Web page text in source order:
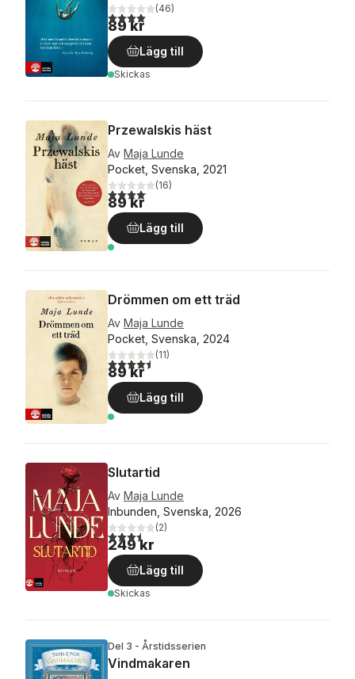
4,0utav 5 stjärnor. Totalt antal röster:
(46)
89 kr
Lägg till
Skickas
Przewalskis häst
Av Maja Lunde
Pocket, Svenska, 2021
4,1utav 5 stjärnor. Totalt antal röster:
(16)
89 kr
Lägg till
Drömmen om ett träd
Av Maja Lunde
Pocket, Svenska, 2024
4,5utav 5 stjärnor. Totalt antal röster:
(11)
89 kr
Lägg till
Slutartid
Av Maja Lunde
Inbunden, Svenska, 2026
3,5utav 5 stjärnor. Totalt antal röster:
(2)
249 kr
Lägg till
Skickas
Del 3 - Årstidsserien
Vindmakaren